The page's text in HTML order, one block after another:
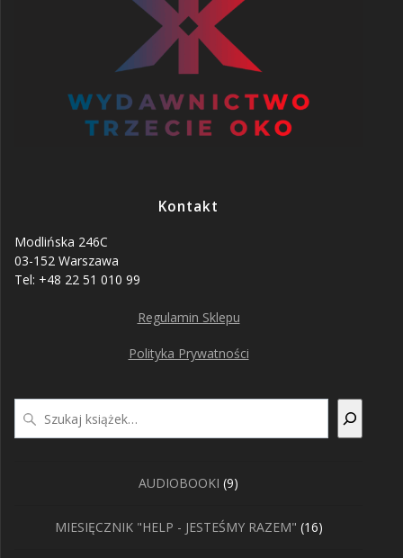
Kontakt
Modlińska 246C
03-152 Warszawa
Tel: +48 22 51 010 99
Regulamin Sklepu
Polityka Prywatności
AUDIOBOOKI 99
MIESIĘCZNIK "HELP - JESTEŚMY RAZEM" 1616